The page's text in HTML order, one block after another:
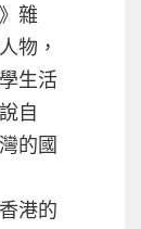
雜
物，
生活
自
的國
港的